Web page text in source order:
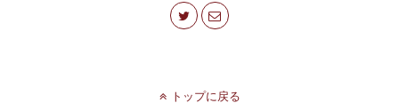
トップに戻る